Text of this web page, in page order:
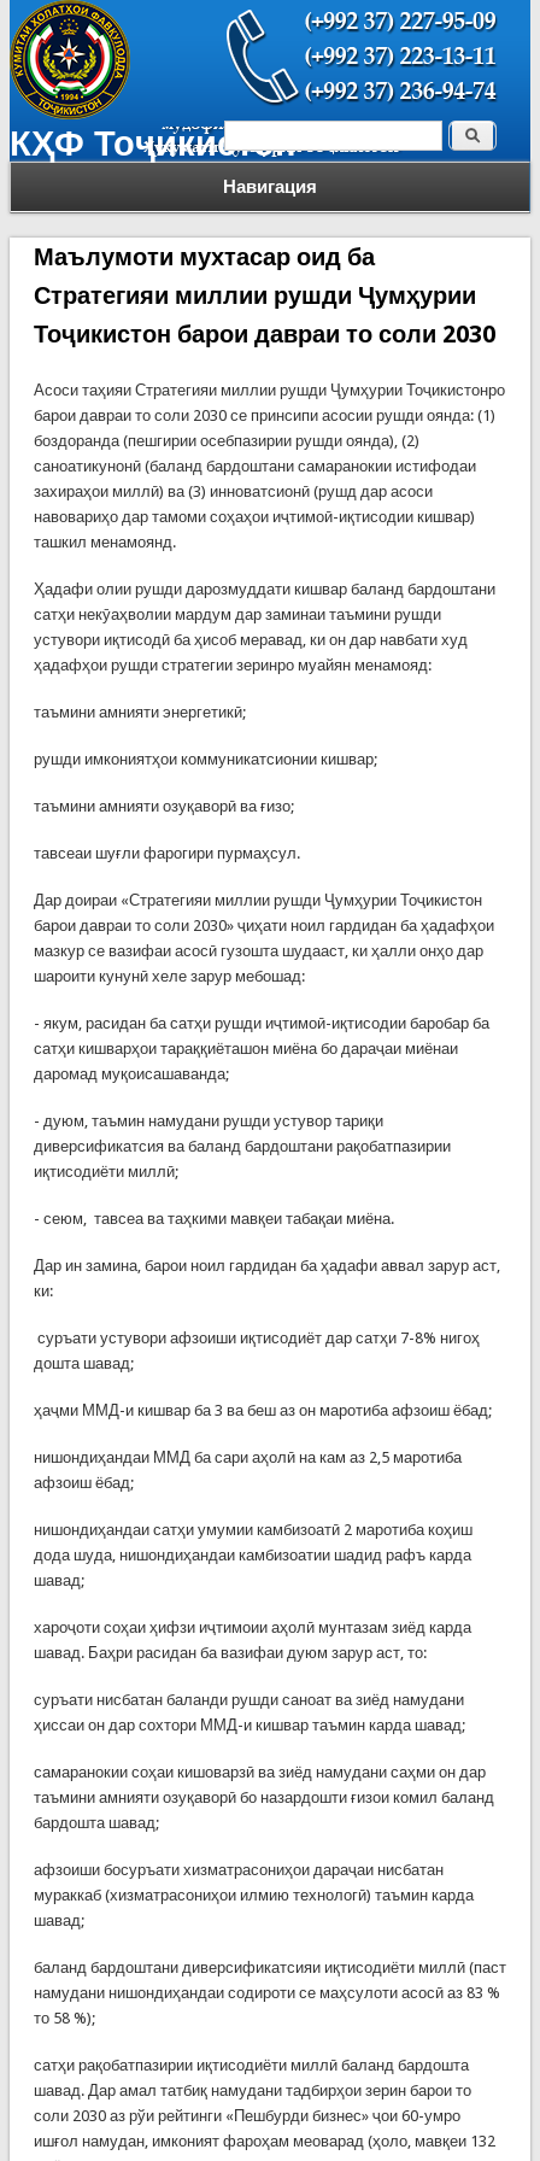
КҲФ Тоҷикистон
Навигация
Форма поиска Поиск
Маълумоти мухтасар оид ба
Стратегияи миллии рушди Ҷумҳурии
Тоҷикистон барои давраи то соли 2030
Асоси таҳияи Стратегияи миллии рушди Ҷумҳурии Тоҷикистонро
барои давраи то соли 2030 се принсипи асосии рушди оянда: (1)
боздоранда (пешгирии осебпазирии рушди оянда), (2)
саноатикунонӣ (баланд бардоштани самаранокии истифодаи
захираҳои миллӣ) ва (3) инноватсионӣ (рушд дар асоси
навовариҳо дар тамоми соҳаҳои иҷтимоӣ-иқтисодии кишвар)
ташкил менамоянд.
Ҳадафи олии рушди дарозмуддати кишвар баланд бардоштани
сатҳи некӯаҳволии мардум дар заминаи таъмини рушди
устувори иқтисодӣ ба ҳисоб меравад, ки он дар навбати худ
ҳадафҳои рушди стратегии зеринро муайян менамояд:
таъмини амнияти энергетикӣ;
рушди имкониятҳои коммуникатсионии кишвар;
таъмини амнияти озуқаворӣ ва ғизо;
тавсеаи шуғли фарогири пурмаҳсул.
Дар доираи «Стратегияи миллии рушди Ҷумҳурии Тоҷикистон
барои давраи то соли 2030» ҷиҳати ноил гардидан ба ҳадафҳои
мазкур се вазифаи асосӣ гузошта шудааст, ки ҳалли онҳо дар
шароити кунунӣ хеле зарур мебошад:
- якум, расидан ба сатҳи рушди иҷтимоӣ-иқтисодии баробар ба
сатҳи кишварҳои тараққиёташон миёна бо дараҷаи миёнаи
даромад муқоисашаванда;
- дуюм, таъмин намудани рушди устувор тариқи
диверсификатсия ва баланд бардоштани рақобатпазирии
иқтисодиёти миллӣ;
- сеюм, тавсеа ва таҳкими мавқеи табақаи миёна.
Дар ин замина, барои ноил гардидан ба ҳадафи аввал зарур аст,
ки:
суръати устувори афзоиши иқтисодиёт дар сатҳи 7-8% нигоҳ
дошта шавад;
ҳаҷми ММД-и кишвар ба 3 ва беш аз он маротиба афзоиш ёбад;
нишондиҳандаи ММД ба сари аҳолӣ на кам аз 2,5 маротиба
афзоиш ёбад;
нишондиҳандаи сатҳи умумии камбизоатӣ 2 маротиба коҳиш
дода шуда, нишондиҳандаи камбизоатии шадид рафъ карда
шавад;
хароҷоти соҳаи ҳифзи иҷтимоии аҳолӣ мунтазам зиёд карда
шавад. Баҳри расидан ба вазифаи дуюм зарур аст, то:
суръати нисбатан баланди рушди саноат ва зиёд намудани
ҳиссаи он дар сохтори ММД-и кишвар таъмин карда шавад;
самаранокии соҳаи кишоварзӣ ва зиёд намудани саҳми он дар
таъмини амнияти озуқаворӣ бо назардошти ғизои комил баланд
бардошта шавад;
афзоиши босуръати хизматрасониҳои дараҷаи нисбатан
мураккаб (хизматрасониҳои илмию технологӣ) таъмин карда
шавад;
баланд бардоштани диверсификатсияи иқтисодиёти миллӣ (паст
намудани нишондиҳандаи содироти се маҳсулоти асосӣ аз 83 %
то 58 %);
сатҳи рақобатпазирии иқтисодиёти миллӣ баланд бардошта
шавад. Дар амал татбиқ намудани тадбирҳои зерин барои то
соли 2030 аз рўи рейтинги «Пешбурди бизнес» ҷои 60-умро
ишғол намудан, имконият фароҳам меоварад (ҳоло, мавқеи 132